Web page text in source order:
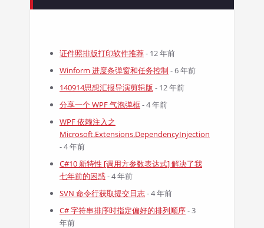
证件照排版打印软件推荐- 12 年前
Winform 进度条弹窗和任务控制 - 6 年前
140914思想汇报导演剪辑版 - 12 年前
分享一个 WPF 气泡弹框- 4 年前
WPF 依赖注入之
Microsoft.Extensions.DependencyInjection
- 4 年前
C#10 新特性 [调用方参数表达式] 解决了我
七年前的困惑- 4 年前
SVN 命令行获取提交日志- 4 年前
C# 字符串排序时指定偏好的排列顺序- 3
年前